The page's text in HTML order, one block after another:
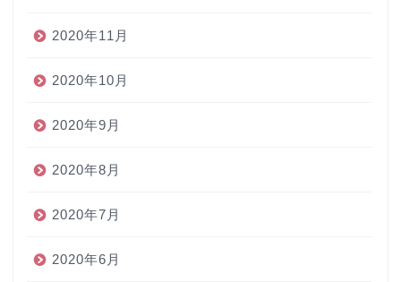
2020年11月
2020年10月
2020年9月
2020年8月
2020年7月
2020年6月